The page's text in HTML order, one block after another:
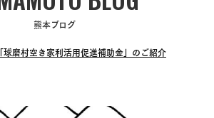
熊本ブログ
「球磨村空き家利活用促進補助金」のご紹介